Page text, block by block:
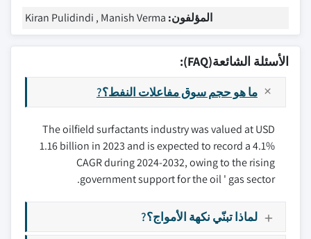
المؤلفون: Kiran Pulidindi , Manish Verma
الأسئلة الشائعة(FAQ):
ما هو حجم سوق مفاعلات النفط؟?
The oilfield surfactants industry was valued at USD
1.16 billion in 2023 and is expected to record a 4.1%
CAGR during 2024-2032, owing to the rising
government support for the oil ' gas sector.
لماذا تبنّي نكهة الأمواج؟?